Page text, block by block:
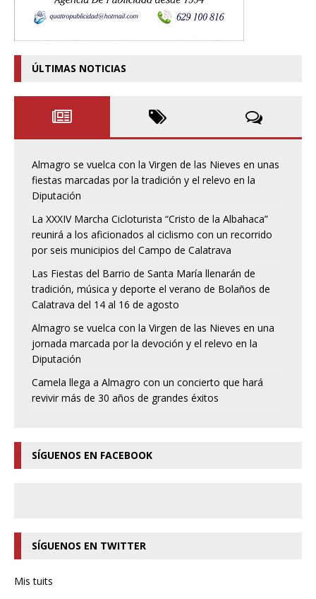
ÚLTIMAS NOTICIAS
Almagro se vuelca con la Virgen de las Nieves en unas
fiestas marcadas por la tradición y el relevo en la
Diputación
La XXXIV Marcha Cicloturista “Cristo de la Albahaca”
reunirá a los aficionados al ciclismo con un recorrido
por seis municipios del Campo de Calatrava
Las Fiestas del Barrio de Santa María llenarán de
tradición, música y deporte el verano de Bolaños de
Calatrava del 14 al 16 de agosto
Almagro se vuelca con la Virgen de las Nieves en una
jornada marcada por la devoción y el relevo en la
Diputación
Camela llega a Almagro con un concierto que hará
revivir más de 30 años de grandes éxitos
SÍGUENOS EN FACEBOOK
SÍGUENOS EN TWITTER
Mis tuits